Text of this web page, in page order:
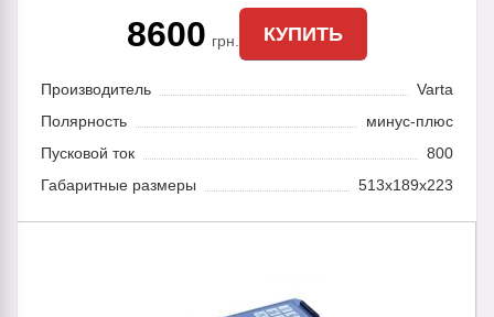
8600 грн. КУПИТЬ
Производитель
Varta
Полярность
минус-плюс
Пусковой ток
800
Габаритные размеры
513x189x223